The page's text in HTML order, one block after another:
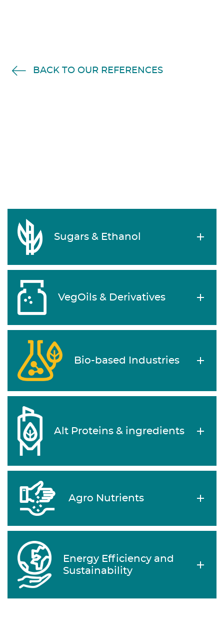
BACK TO OUR REFERENCES
Sugars & Ethanol
VegOils & Derivatives
Bio-based Industries
Alt Proteins & ingredients
Agro Nutrients
Energy Efficiency and
Sustainability